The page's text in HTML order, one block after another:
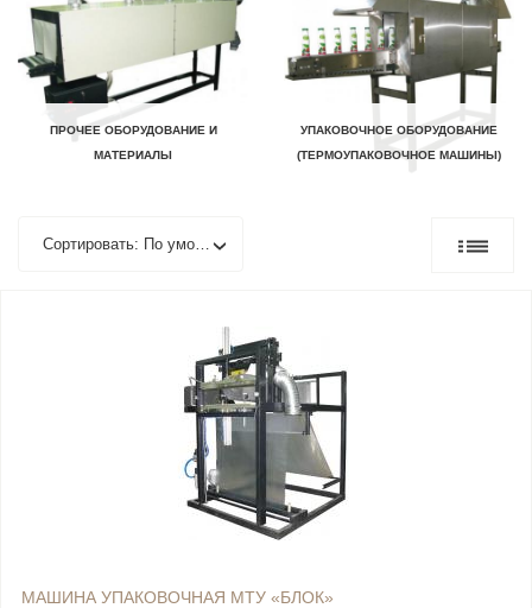
ПРОЧЕЕ ОБОРУДОВАНИЕ И
МАТЕРИАЛЫ
УПАКОВОЧНОЕ ОБОРУДОВАНИЕ
(ТЕРМОУПАКОВОЧНОЕ МАШИНЫ)
Сортировать: По умолчанию
МАШИНА УПАКОВОЧНАЯ МТУ «БЛОК»